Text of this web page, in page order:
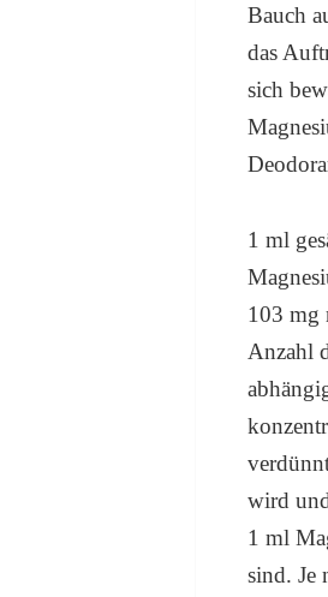
Bauch
das
sich
1 ml
103 mg
Anzahl
wird
1 ml
sind. Je